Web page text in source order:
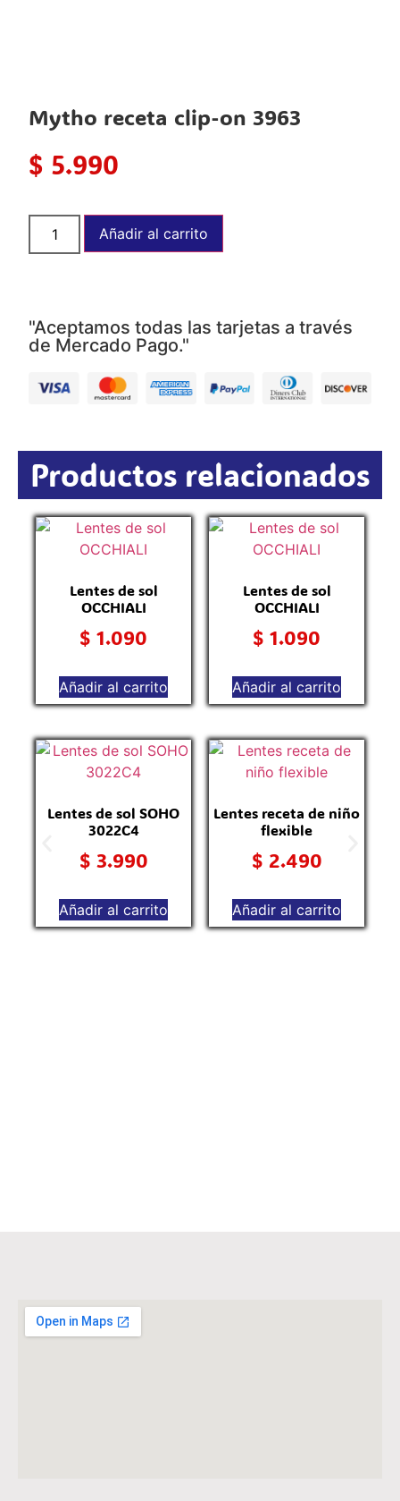
Mytho receta clip-on 3963
$ 5.990
Añadir al carrito
"Aceptamos todas las tarjetas a través
de Mercado Pago."
Productos relacionados
Lentes de sol
OCCHIALI
$ 1.090
Añadir al carrito
Lentes de sol
OCCHIALI
$ 1.090
Añadir al carrito
Lentes de sol SOHO
3022C4
$ 3.990
Añadir al carrito
Lentes receta de niño
flexible
$ 2.490
Añadir al carrito